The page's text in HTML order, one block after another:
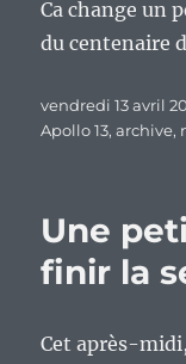
Ca change un
du centenaire
Publié
le
vendredi 13 avril
Apollo 13,archive,
Une
finir la
Cet après-